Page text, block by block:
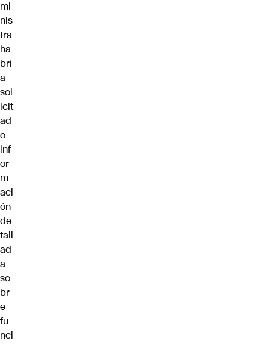
mi
nis
tra
ha
brí
a
sol
icit
ad
o
inf
or
m
aci
ón
de
tall
ad
a
so
br
e
fu
nci